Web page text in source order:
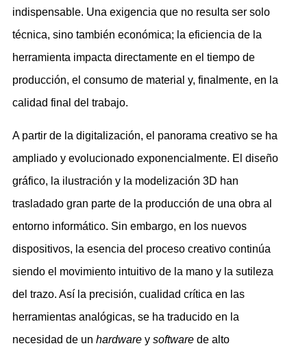
indispensable. Una exigencia que no resulta ser solo
técnica, sino también económica; la eficiencia de la
herramienta impacta directamente en el tiempo de
producción, el consumo de material y, finalmente, en la
calidad final del trabajo.
A partir de la digitalización, el panorama creativo se ha
ampliado y evolucionado exponencialmente. El diseño
gráfico, la ilustración y la modelización 3D han
trasladado gran parte de la producción de una obra al
entorno informático. Sin embargo, en los nuevos
dispositivos, la esencia del proceso creativo continúa
siendo el movimiento intuitivo de la mano y la sutileza
del trazo. Así la precisión, cualidad crítica en las
herramientas analógicas, se ha traducido en la
necesidad de un hardwarey softwarede alto